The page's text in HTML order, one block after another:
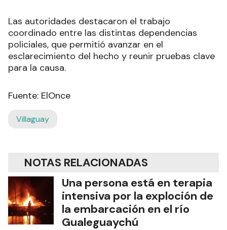
Las autoridades destacaron el trabajo
coordinado entre las distintas dependencias
policiales, que permitió avanzar en el
esclarecimiento del hecho y reunir pruebas clave
para la causa.
Fuente: ElOnce
Villaguay
NOTAS RELACIONADAS
Una persona está en terapia
intensiva por la exploción de
la embarcación en el río
Gualeguaychú